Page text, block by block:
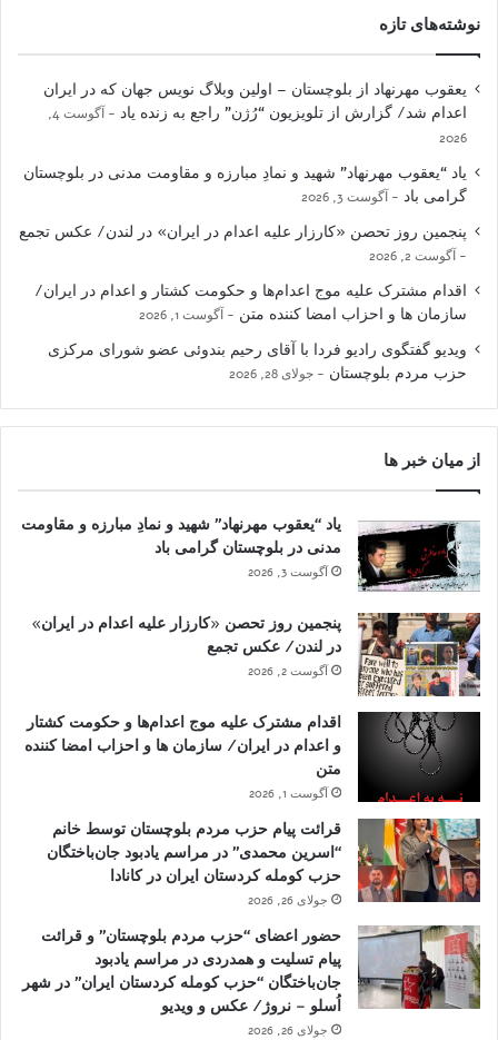
نوشته‌های تازه
یعقوب مهرنهاد از بلوچستان – اولین وبلاگ نویس جهان که در ایران
اعدام شد/ گزارش از تلویزیون “رُژن” راجع به زنده یاد
آگوست 4,
2026
یاد “یعقوب مهرنهاد” شهید و نمادِ مبارزه و مقاومت مدنی در بلوچستان
گرامی باد
آگوست 3, 2026
پنجمین روز تحصن «کارزار علیه اعدام در ایران» در لندن/ عکس تجمع
آگوست 2, 2026
اقدام مشترک علیه موج اعدام‌ها و حکومت کشتار و اعدام در ایران/
سازمان ها و احزاب امضا کننده متن
آگوست 1, 2026
ویدیو گفتگوی رادیو فردا با آقای رحیم بندوئی عضو شورای مرکزی
حزب مردم بلوچستان
جولای 28, 2026
از میان خبر ها
یاد “یعقوب مهرنهاد” شهید و نمادِ مبارزه و مقاومت
مدنی در بلوچستان گرامی باد
آگوست 3, 2026
پنجمین روز تحصن «کارزار علیه اعدام در ایران»
در لندن/ عکس تجمع
آگوست 2, 2026
اقدام مشترک علیه موج اعدام‌ها و حکومت کشتار
و اعدام در ایران/ سازمان ها و احزاب امضا کننده
متن
آگوست 1, 2026
قرائت پیام حزب مردم بلوچستان توسط خانم
“اسرین محمدی” در مراسم یادبود جان‌باختگان
حزب کومله کردستان ایران در کانادا
جولای 26, 2026
حضور اعضای “حزب مردم بلوچستان” و قرائت
پیام تسلیت و همدردی در مراسم یادبود
جان‌باختگان “حزب کومله کردستان ایران” در شهر
اُسلو – نروژ/ عکس و ویدیو
جولای 26, 2026